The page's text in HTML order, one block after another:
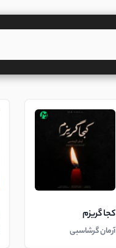
کجا گریزم
آرمان گرشاسبی